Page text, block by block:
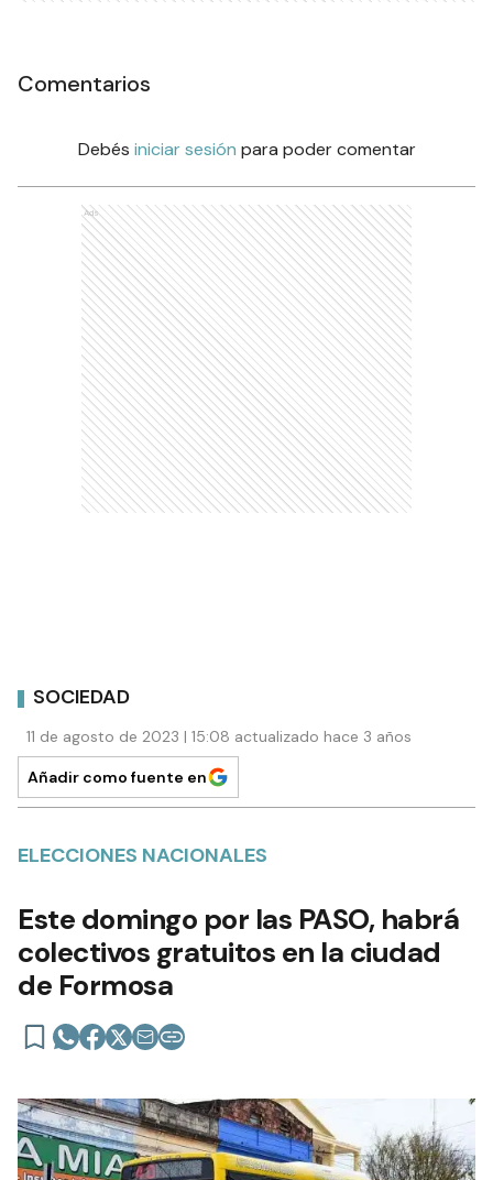
Comentarios
Debés iniciar sesión para poder comentar
Ads
SOCIEDAD
11 de agosto de 2023 | 15:08 actualizado hace 3 años
Añadir como fuente en
ELECCIONES NACIONALES
Este domingo por las PASO, habrá
colectivos gratuitos en la ciudad
de Formosa